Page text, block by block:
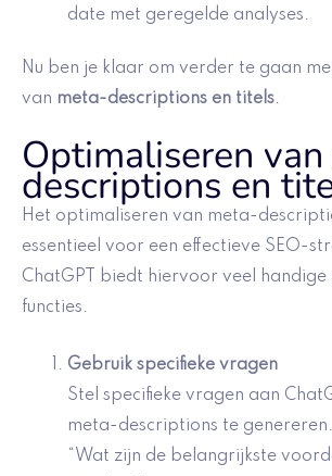
date met geregelde analyses.
Nu ben je klaar om verder te gaan
van meta-descriptions en titels.
Optimaliseren
descriptions en
Het optimaliseren van meta-
essentieel voor een effectieve SEO-
ChatGPT biedt hiervoor veel handige
functies.
Gebruik specifieke vragen
Stel specifieke vragen aan
meta-descriptions te
“Wat zijn de belangrijkste